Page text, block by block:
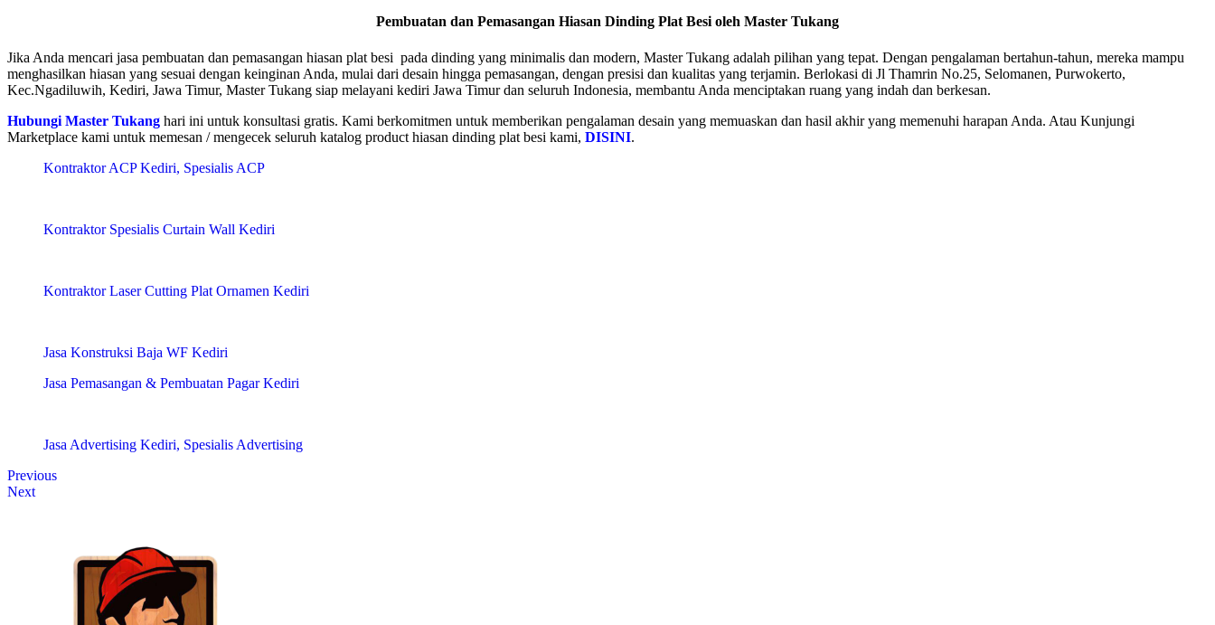
Pembuatan dan Pemasangan Hiasan Dinding Plat Besi oleh Master Tukang
Jika Anda mencari jasa pembuatan dan pemasangan hiasan plat besi pada dinding yang minimalis dan modern, Master Tukang adalah pilihan yang tepat. Dengan pengalaman bertahun-tahun, mereka mampu
menghasilkan hiasan yang sesuai dengan keinginan Anda, mulai dari desain hingga pemasangan, dengan presisi dan kualitas yang terjamin. Berlokasi di Jl Thamrin No.25, Selomanen, Purwokerto,
Kec.Ngadiluwih, Kediri, Jawa Timur, Master Tukang siap melayani kediri Jawa Timur dan seluruh Indonesia, membantu Anda menciptakan ruang yang indah dan berkesan.
Hubungi Master Tukang hari ini untuk konsultasi gratis. Kami berkomitmen untuk memberikan pengalaman desain yang memuaskan dan hasil akhir yang memenuhi harapan Anda. Atau Kunjungi
Marketplace kami untuk memesan / mengecek seluruh katalog product hiasan dinding plat besi kami, DISINI.
Kontraktor ACP Kediri, Spesialis ACP
Kontraktor Spesialis Curtain Wall Kediri
Kontraktor Laser Cutting Plat Ornamen Kediri
Jasa Konstruksi Baja WF Kediri
Jasa Pemasangan & Pembuatan Pagar Kediri
Jasa Advertising Kediri, Spesialis Advertising
Previous
Next